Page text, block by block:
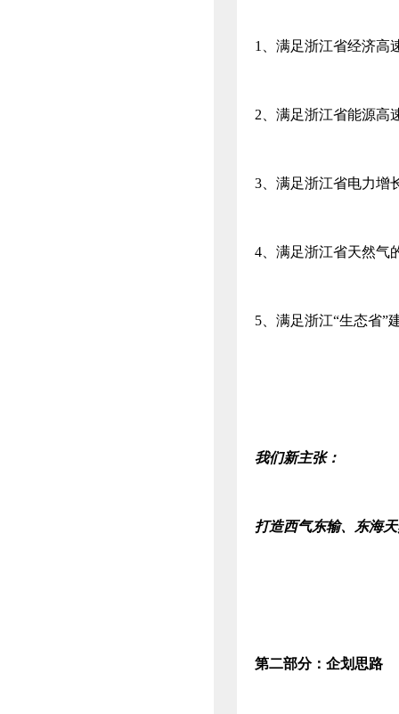
1、满足浙江省经济高
2、满足浙江省能源高
3、满足浙江省电力增
4、满足浙江省天然气
5、满足浙江“生态省”
我们新主张：
打造西气东输、东海
第二部分：企划思路